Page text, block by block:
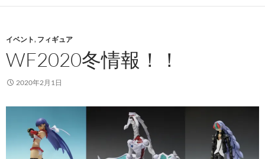
イベント, フィギュア
WF2020冬情報！！
2020年2月1日